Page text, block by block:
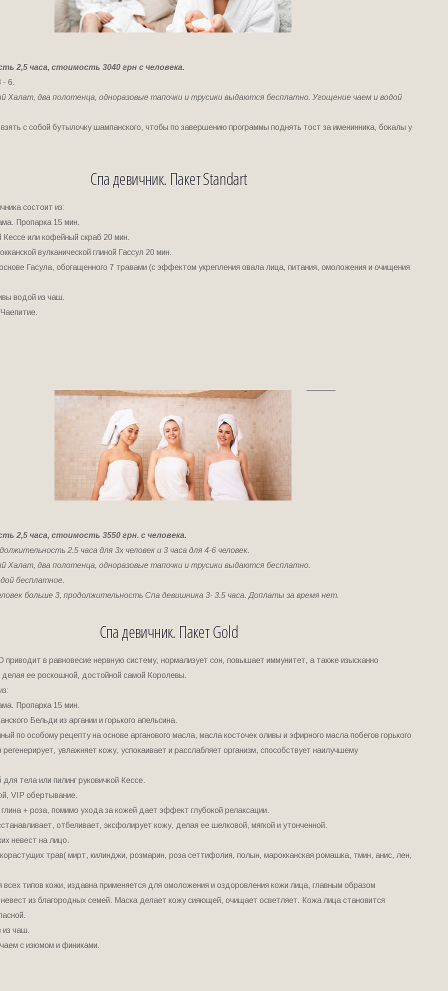
2,5 часа, стоимость 3040 грн с человека.
- 6.
Халат, два полотенца, одноразовые тапочки и трусики выдаются бесплатно. Угощение чаем и водой
с собой бутылочку шампанского, чтобы по завершению программы поднять тост за именинника, бокалы у
Спа девичник. Пакет Standart
состоит из:
Пропарка 15 мин.
Кессе или кофейный скраб 20 мин.
вулканической глиной Гассул 20 мин.
Гасула, обогащенного 7 травами (с эффектом укрепления овала лица, питания, омоложения и очищения
водой из чаш.
2,5 часа, стоимость 3550 грн. с человека.
2.5 часа для 3х человек и 3 часа для 4-6 человек.
Халат, два полотенца, одноразовые тапочки и трусики выдаются бесплатно.
бесплатное.
больше 3, продолжительность Спа девишника 3- 3.5 часа. Доплаты за время нет.
Спа девичник. Пакет Gold
приводит в равновесие нервную систему, нормализует сон, повышает иммунитет, а также изысканно
делая ее роскошной, достойной самой Королевы.
Пропарка 15 мин.
Бельди из аргании и горького апельсина.
по особому рецепту на основе арганового масла, масла косточек оливы и эфирного масла побегов горького
регенерирует, увлажняет кожу, успокаивает и расслабляет организм, способствует наилучшему
тела или пилинг руковичкой Кессе.
VIP обертывание.
+ роза, помимо ухода за кожей дает эффект глубокой релаксации.
отбеливает, эксфолирует кожу, делая ее шелковой, мягкой и утонченной.
невест на лицо.
трав( мирт, килинджи, розмарин, роза сеттифолия, полын, марокканская ромашка, тмин, анис, лен,
типов кожи, издавна применяется для омоложения и оздоровления кожи лица, главным образом
из благородных семей. Маска делает кожу сияющей, очищает осветляет. Кожа лица становится
из чаш.
с изюмом и финиками.